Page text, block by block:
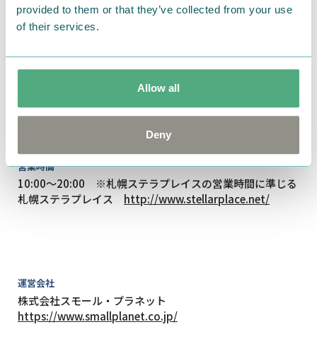
provided to them or that they’ve collected from your use
of their services.
Allow all
Deny
北海道札幌市中央区北5条西2丁目 札幌ステラプレイス セ
営業時間
10:00～20:00 ※札幌ステラプレイスの営業時間に準じる
札幌ステラプレイス http://www.stellarplace.net/
運営会社
株式会社スモール・プラネット
https://www.smallplanet.co.jp/